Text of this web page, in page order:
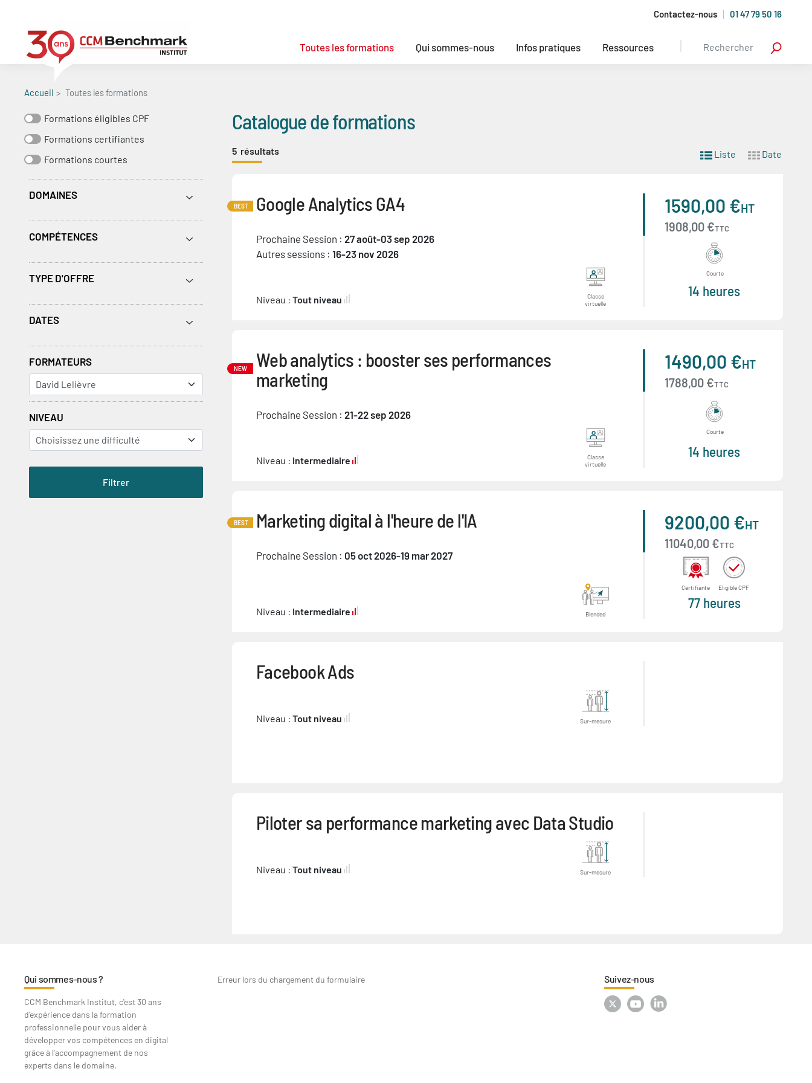
contenu
principal
Contactez-nous 01 47 79 50 16
Toutes les formations Qui sommes-nous Infos pratiques Ressources
Accueil Toutes les formations
Formations éligibles CPF
Formations certifiantes
Formations courtes
DOMAINES
COMPÉTENCES
TYPE D'OFFRE
DATES
FORMATEURS
NIVEAU
Catalogue de formations
5 résultats Liste Date
BEST Google Analytics GA4
Prochaine Session : 27 août-03 sep 2026
Autres sessions : 16-23 nov 2026
Niveau : Tout niveau
Classe
virtuelle
1590,00 €HT
1908,00 €TTC
Courte
14 heures
NEW
Web analytics : booster ses performances
marketing
Prochaine Session : 21-22 sep 2026
Niveau : Intermediaire
Classe
virtuelle
1490,00 €HT
1788,00 €TTC
Courte
14 heures
BEST Marketing digital à l'heure de l'IA
Prochaine Session : 05 oct 2026-19 mar 2027
Niveau : Intermediaire Blended
9200,00 €HT
11040,00 €TTC
Certifiante Eligible CPF
77 heures
Facebook Ads
Niveau : Tout niveau Sur-mesure
Piloter sa performance marketing avec Data Studio
Niveau : Tout niveau Sur-mesure
Qui sommes-nous ?
CCM Benchmark Institut, c'est 30 ans
d'expérience dans la formation
professionnelle pour vous aider à
développer vos compétences en digital
grâce à l’accompagnement de nos
experts dans le domaine.
Erreur lors du chargement du formulaire Suivez-nous